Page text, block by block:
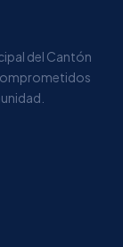
del Cantón